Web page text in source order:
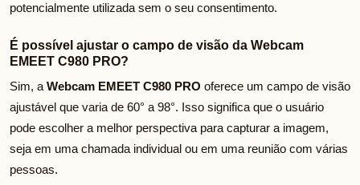
potencialmente utilizada sem o seu consentimento.
É possível ajustar o campo de visão da Webcam
EMEET C980 PRO?
Sim, a Webcam EMEET C980 PRO oferece um campo de visão
ajustável que varia de 60° a 98°. Isso significa que o usuário
pode escolher a melhor perspectiva para capturar a imagem,
seja em uma chamada individual ou em uma reunião com várias
pessoas.